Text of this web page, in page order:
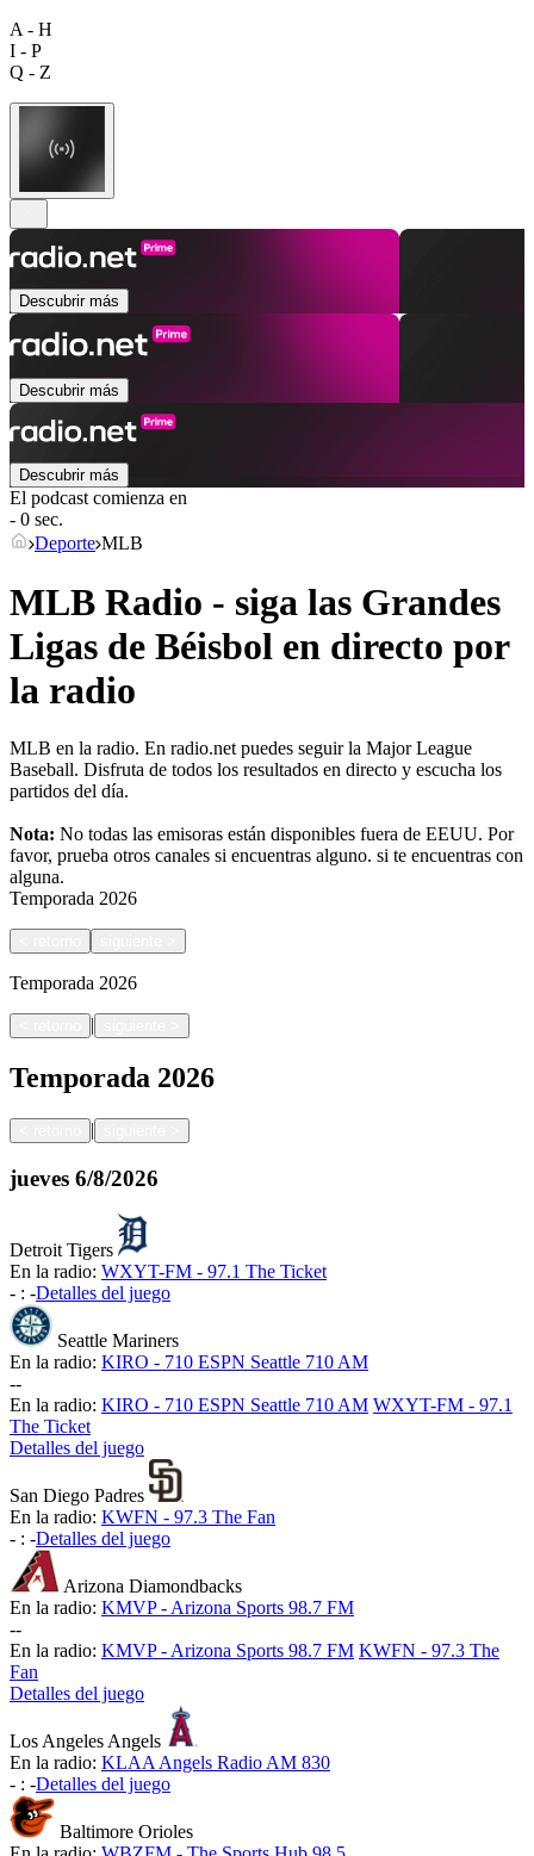
A - H
I - P
Q - Z
Descubrir más
Descubrir más
Descubrir más
El podcast comienza en
- 0 sec.
Deporte MLB
MLB Radio - siga las Grandes
Ligas de Béisbol en directo por
la radio
MLB en la radio. En radio.net puedes seguir la Major League
Baseball. Disfruta de todos los resultados en directo y escucha los
partidos del día.
Nota: No todas las emisoras están disponibles fuera de EEUU. Por
favor, prueba otros canales si encuentras alguno. si te encuentras con
alguna.
Temporada 2026
Temporada 2026
|
Temporada 2026
|
jueves 6/8/2026
Detroit Tigers
En la radio: WXYT-FM - 97.1 The Ticket
- : -Detalles del juego
Seattle Mariners
En la radio: KIRO - 710 ESPN Seattle 710 AM
--
En la radio: KIRO - 710 ESPN Seattle 710 AM WXYT-FM - 97.1
The Ticket
Detalles del juego
San Diego Padres
En la radio: KWFN - 97.3 The Fan
- : -Detalles del juego
Arizona Diamondbacks
En la radio: KMVP - Arizona Sports 98.7 FM
--
En la radio: KMVP - Arizona Sports 98.7 FM KWFN - 97.3 The
Fan
Detalles del juego
Los Angeles Angels
En la radio: KLAA Angels Radio AM 830
- : -Detalles del juego
Baltimore Orioles